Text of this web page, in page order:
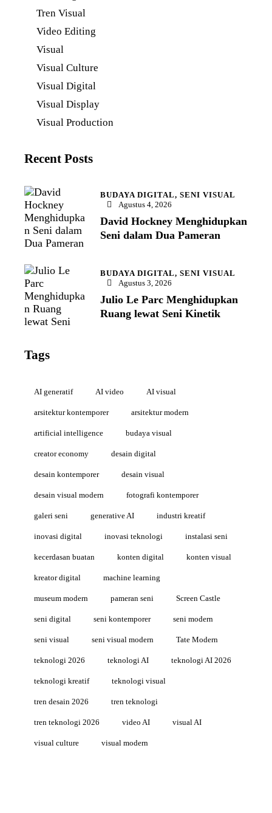
Tren Visual
Video Editing
Visual
Visual Culture
Visual Digital
Visual Display
Visual Production
Recent Posts
BUDAYA DIGITAL, SENI VISUAL
Agustus 4, 2026
David Hockney Menghidupkan
Seni dalam Dua Pameran
BUDAYA DIGITAL, SENI VISUAL
Agustus 3, 2026
Julio Le Parc Menghidupkan
Ruang lewat Seni Kinetik
Tags
AI generatif AI video AI visual
arsitektur kontemporer arsitektur modern
artificial intelligence budaya visual
creator economy desain digital
desain kontemporer desain visual
desain visual modern fotografi kontemporer
galeri seni generative AI industri kreatif
inovasi digital inovasi teknologi instalasi seni
kecerdasan buatan konten digital konten visual
kreator digital machine learning
museum modern pameran seni Screen Castle
seni digital seni kontemporer seni modern
seni visual seni visual modern Tate Modern
teknologi 2026 teknologi AI teknologi AI 2026
teknologi kreatif teknologi visual
tren desain 2026 tren teknologi
tren teknologi 2026 video AI visual AI
visual culture visual modern